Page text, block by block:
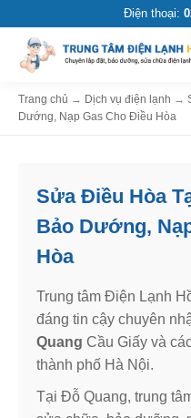
Điện thoại:
Trang chủ → Dịch vụ điện lạnh →
Dướng, Nạp Gas Cho Điều Hòa
Sửa Điều Hòa
Bảo Dướng,
Hòa
Trung tâm Điện Lạnh
đáng tin cậy chuyên
Quang Cầu Giấy và
thành phố Hà Nội.
Tại Đỗ Quang, trung